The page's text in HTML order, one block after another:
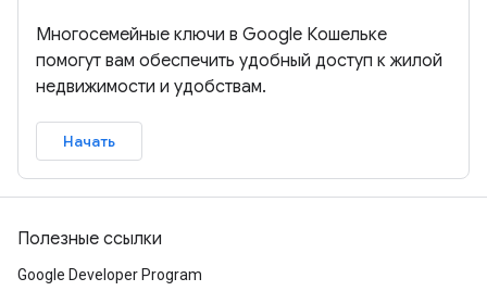
Многосемейные ключи в Google Кошельке
помогут вам обеспечить удобный доступ к жилой
недвижимости и удобствам.
Начать
Полезные ссылки
Google Developer Program